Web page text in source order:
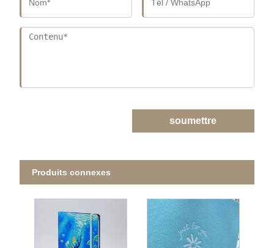
soumettre
Produits connexes